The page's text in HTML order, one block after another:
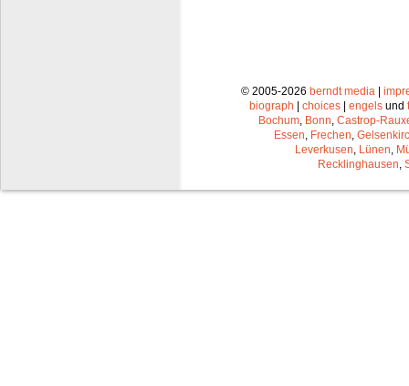
© 2005-2026 berndt media |
biograph | choices | engels und
Bochum Bonn Castrop-
Essen Frechen
Leverkusen Lünen
Recklinghausen